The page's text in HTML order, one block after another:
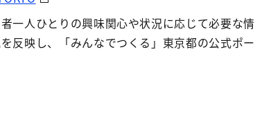
一人ひとりの興味関心や状況に応じて必要な
反映し、「みんなでつくる」東京都の公式ポー